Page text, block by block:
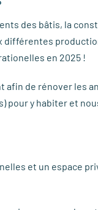
des bâtis, la
différentes
en 2025 !
afin de rénover les
pour y habiter et
et un espace